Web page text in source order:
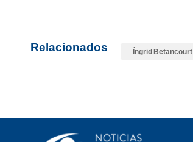
Relacionados Íngrid Betancourt